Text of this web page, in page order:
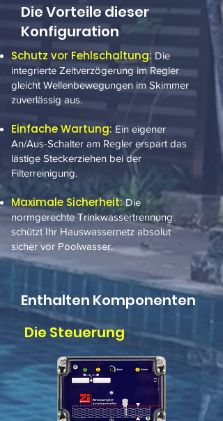
Die Vorteile dieser
Konfiguration
Schutz vor Fehlschaltung: Die
integrierte Zeitverzögerung im Regler
gleicht Wellenbewegungen im Skimmer
zuverlässig aus.
Einfache Wartung: Ein eigener
An/Aus-Schalter am Regler erspart das
lästige Steckerziehen bei der
Filterreinigung.
Maximale Sicherheit:Die
normgerechte Trinkwassertrennung
schützt Ihr Hauswassernetz absolut
sicher vor Poolwasser.
Enthalten Komponenten
Die Steuerung